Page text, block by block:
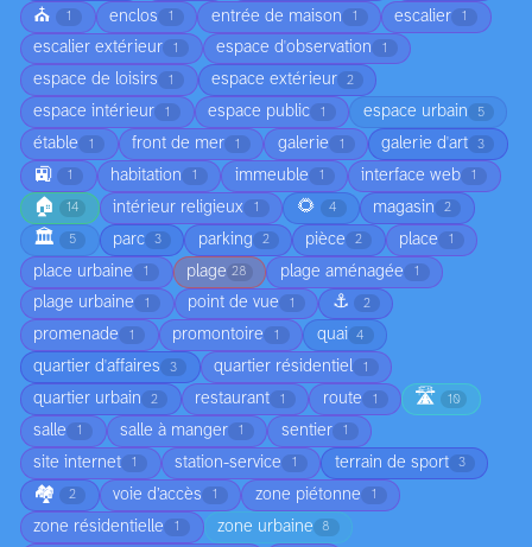
⛪ 1 enclos 1 entrée de maison 1 escalier 1
escalier extérieur 1 espace d'observation 1
espace de loisirs 1 espace extérieur 2
espace intérieur 1 espace public 1 espace urbain 5
étable 1 front de mer 1 galerie 1 galerie d'art 3
🚉 1 habitation 1 immeuble 1 interface web 1
🏠 14 intérieur religieux 1 🌻 4 magasin 2
🏛️ 5 parc 3 parking 2 pièce 2 place 1
place urbaine 1 plage 28 plage aménagée 1
plage urbaine 1 point de vue 1 ⚓ 2
promenade 1 promontoire 1 quai 4
quartier d'affaires 3 quartier résidentiel 1
quartier urbain 2 restaurant 1 route 1 🛣️ 10
salle 1 salle à manger 1 sentier 1
site internet 1 station-service 1 terrain de sport 3
🏘️ 2 voie d’accès 1 zone piétonne 1
zone résidentielle 1 zone urbaine 8